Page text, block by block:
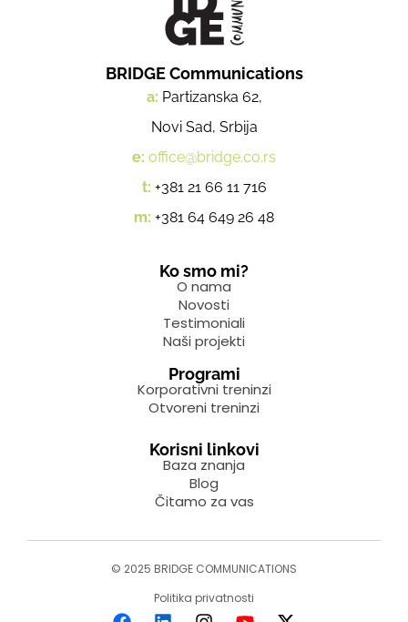
BRIDGE Communications
a: Partizanska 62,
Novi Sad, Srbija
e: office@bridge.co.rs
t: +381 21 66 11 716
m: +381 64 649 26 48
Ko smo mi?
O nama
Novosti
Testimoniali
Naši projekti
Programi
Korporativni treninzi
Otvoreni treninzi
Korisni linkovi
Baza znanja
Blog
Čitamo za vas
© 2025 BRIDGE COMMUNICATIONS
Politika privatnosti